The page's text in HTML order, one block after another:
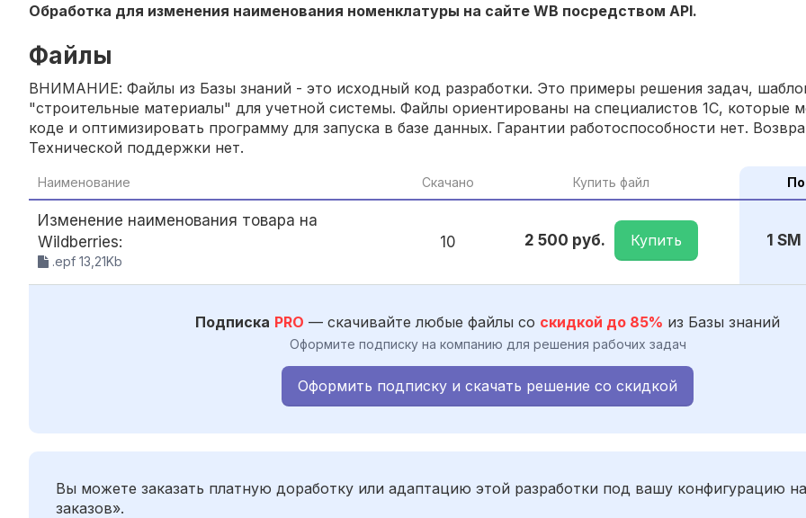
Обработка для изменения наименования номенклатуры на сайте WB посредством API.
Файлы
ВНИМАНИЕ: Файлы из Базы знаний - это исходный код разработки. Это примеры решения задач,
"строительные материалы" для учетной системы. Файлы ориентированы на специалистов 1С, которые
коде и оптимизировать программу для запуска в базе данных. Гарантии работоспособности нет.
Технической поддержки нет.
Наименование Скачано Купить файл
Изменение наименования товара на
Wildberries:
.epf 13,21Kb
10 2 500 руб. Купить 1 SM
Подписка PRO — скачивайте любые файлы со скидкой до 85% из Базы знаний
Оформите подписку на компанию для решения рабочих задач
Оформить подписку и скачать решение со скидкой
Вы можете заказать платную доработку или адаптацию этой разработки под вашу конфигурацию
заказов».